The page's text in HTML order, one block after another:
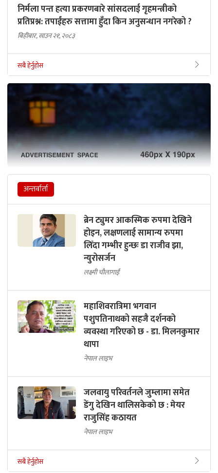
निर्मला पन्त हत्या प्रकरणबारे सांसदलाई गृहमन्त्रीको
प्रतिप्रश्न: तपाईंहरु सत्तामा हुँदा किन अनुसन्धान नगरेको ?
बिहीबार, साउन २१, २०८३
सबै हेर्नुहोस
अन्तर्वार्ता
ब्रेन ट्युमर आकस्मिक रुपमा देखिने
होइन, लक्षणलाई सामान्य रुपमा
लिँदा गम्भीर हुन्छः डा राजीव झा,
न्युरोसर्जन
लक्ष्मी चौलागाईं
महाशिवरात्रिमा भगवान
पशुपतिनाथको सहजै दर्शनको
व्यवस्था गरिएको छ - डा. मिलनकुमार
थापा
नेपाल लाइभ
जलवायु परिवर्तनले जुम्लामा समेत
डेंगु देखिन थालिसकेको छ : मेयर
राजुसिंह कठायत
नेपाल लाइभ
सबै हेर्नुहोस